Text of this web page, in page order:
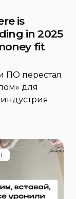
is
in 2025
fit
ПО перестал
для